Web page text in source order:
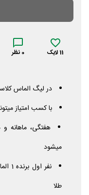
11لایک 0 نظر
در لیگ الماس
با کسب امتیاز
هفتگی، ماهانه و
میشود
طلا